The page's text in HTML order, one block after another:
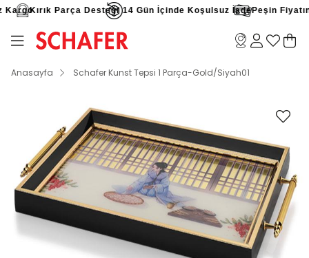
Kırık Parça Desteği 14 Gün İçinde Koşulsuz İadePeşin
Anasayfa Schafer Kunst Tepsi 1 Parça-Gold/Siyah01